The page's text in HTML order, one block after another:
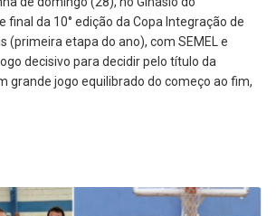
de domingo (28), no Ginásio do
final da 10° edição da Copa Integração de
(primeira etapa do ano), com SEMEL e
decisivo para decidir pelo título da
grande jogo equilibrado do começo ao fim,